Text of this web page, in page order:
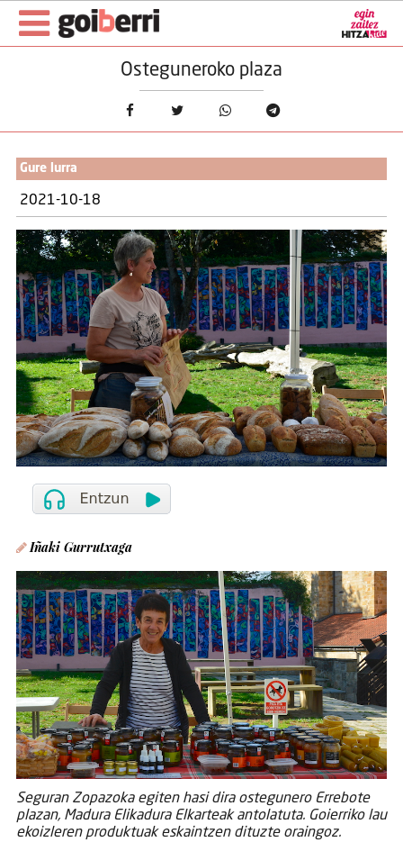
Osteguneroko plaza
Gure lurra
2021-10-18
Iñaki Gurrutxaga
Seguran Zopazoka egiten hasi dira ostegunero Errebote
plazan, Madura Elikadura Elkarteak antolatuta. Goierriko lau
ekoizleren produktuak eskaintzen dituzte oraingoz.